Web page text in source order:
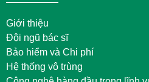
Giới thiệu
Đội ngũ bác sĩ
Bảo hiểm và Chi phí
Hệ thống vô trùng